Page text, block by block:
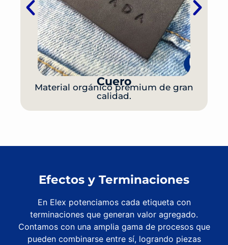
Cuero
Material orgánico premium de gran
calidad.
Efectos y Terminaciones
En Elex potenciamos cada etiqueta con
terminaciones que generan valor agregado.
Contamos con una amplia gama de procesos que
pueden combinarse entre sí, logrando piezas